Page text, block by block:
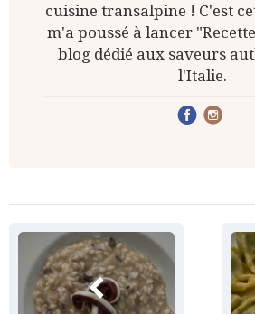
cuisine transalpine ! C'est
m'a poussé à lancer
blog dédié aux saveurs
l'Italie.